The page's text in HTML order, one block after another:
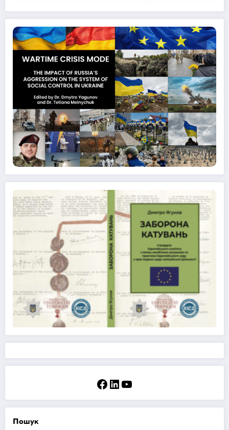
Facebook
LinkedIn
YouTube
Пошук